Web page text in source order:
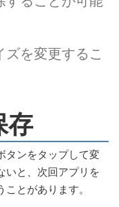
ズを変更するこ
存
タンをタップして変
いと、次回アプリを
とがあります。